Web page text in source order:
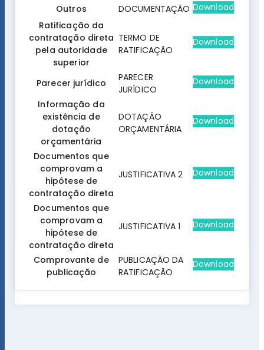
Outros DOCUMENTAÇÃO Download
Ratificação da
contratação direta
pela autoridade
superior
TERMO DE
RATIFICAÇÃO
Download
Parecer jurídico
PARECER
JURÍDICO
Download
Informação da
existência de
dotação
orçamentária
DOTAÇÃO
ORÇAMENTÁRIA
Download
Documentos que
comprovam a
hipótese de
contratação direta
JUSTIFICATIVA 2 Download
Documentos que
comprovam a
hipótese de
contratação direta
JUSTIFICATIVA 1 Download
Comprovante de
publicação
PUBLICAÇÃO DA
RATIFICAÇÃO
Download